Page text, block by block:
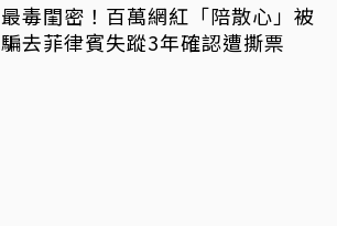
最毒閨密！百萬網紅「陪散心」被
騙去菲律賓失蹤3年確認遭撕票